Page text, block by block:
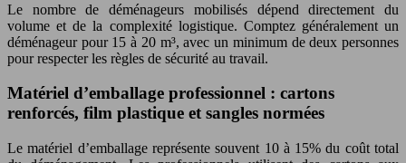
Le nombre de déménageurs mobilisés dépend directement du
volume et de la complexité logistique. Comptez généralement un
déménageur pour 15 à 20 m³, avec un minimum de deux personnes
pour respecter les règles de sécurité au travail.
Matériel d’emballage professionnel : cartons
renforcés, film plastique et sangles normées
Le matériel d’emballage représente souvent 10 à 15% du coût total